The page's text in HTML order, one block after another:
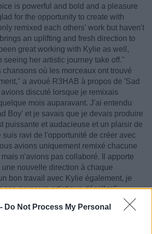
Do Not Process My Personal
is powerful and bold and a pleasure
for the opportunity to create with
remixed each others' work but haven't
an uplifting and fresh direction to
great working with Kylie as well,
seeing her artistic journey take off."
chansons où les morceaux ont trouvé
a avoué R3HAB à propos de 'Sad
discuté lorsque je remixais
mois auparavant. J'ai entendu
Boy' et je savais que je devais produire
puissante et audacieuse et un plaisir de
suis ravi de l'opportunité de créer avec
avions uniquement remixé chacune
n'avions pas collaboré. Il apporte
nouvelle direction à chaque
bon travail avec Kylie également, je
son parcours artistique décoller."
song. There are so many contagious
the melody, that drop... Yeah, pretty